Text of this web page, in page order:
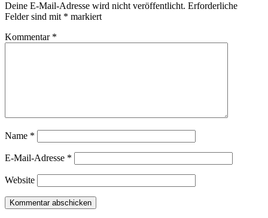
Deine E-Mail-Adresse wird nicht veröffentlicht. Erforderliche
Felder sind mit * markiert
Kommentar *
Name *
E-Mail-Adresse *
Website